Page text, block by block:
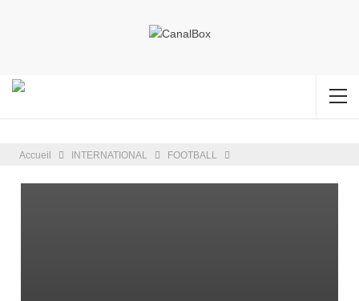
Accueil INTERNATIONAL FOOTBALL